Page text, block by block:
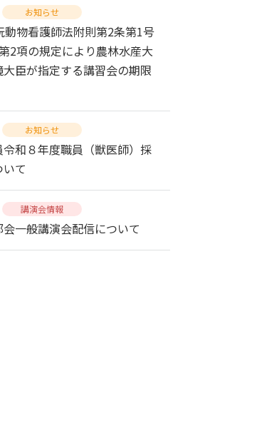
お知らせ
動物看護師法附則第2条第1号
2項の規定により農林水産大
大臣が指定する講習会の期限
お知らせ
和８年度職員（獣医師）採
て
講演会情報
一般講演会配信について